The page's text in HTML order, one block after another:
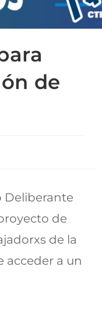
de
Deliberante
de
de la
acceder a un